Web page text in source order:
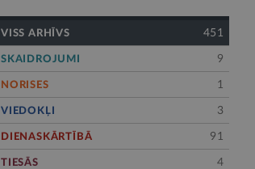
VISS ARHĪVS 451
SKAIDROJUMI 9
NORISES 1
VIEDOKĻI 3
DIENASKĀRTĪBĀ 91
TIESĀS 4